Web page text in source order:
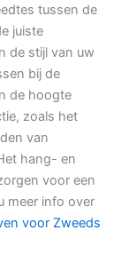
tussen de
juiste
de stijl van uw
bij de
de hoogte
zoals het
van
hang- en
voor een
meer info over
voor Zweeds